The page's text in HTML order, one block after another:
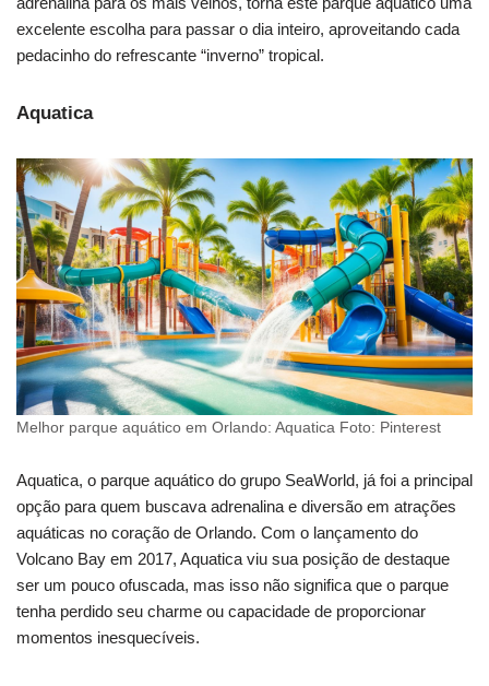
excelente escolha para passar o dia inteiro, aproveitando cada
pedacinho do refrescante “inverno” tropical.
Aquatica
Melhor parque aquático em Orlando: Aquatica Foto: Pinterest
Aquatica, o parque aquático do grupo SeaWorld, já foi a principal
opção para quem buscava adrenalina e diversão em atrações
aquáticas no coração de Orlando. Com o lançamento do
Volcano Bay em 2017, Aquatica viu sua posição de destaque
ser um pouco ofuscada, mas isso não significa que o parque
tenha perdido seu charme ou capacidade de proporcionar
momentos inesquecíveis.